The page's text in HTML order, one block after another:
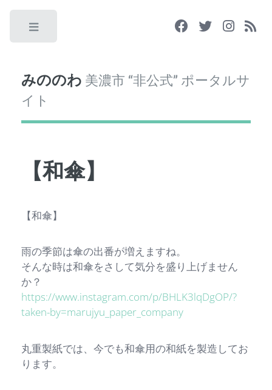
みののわ 美濃市 “非公式” ポータルサ
イト
【和傘】
【和傘】
雨の季節は傘の出番が増えますね。
そんな時は和傘をさして気分を盛り上げません
か？
https://www.instagram.com/p/BHLK3lqDgOP/?
taken-by=marujyu_paper_company
丸重製紙では、今でも和傘用の和紙を製造してお
ります。
Toggle